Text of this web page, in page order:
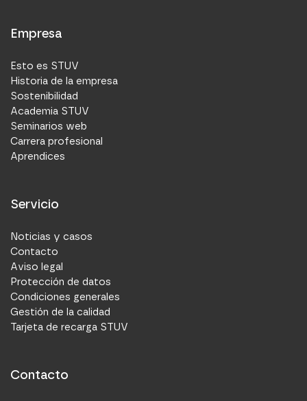
Empresa
Esto es STUV
Historia de la empresa
Sostenibilidad
Academia STUV
Seminarios web
Carrera profesional
Aprendices
Servicio
Noticias y casos
Contacto
Aviso legal
Protección de datos
Condiciones generales
Gestión de la calidad
Tarjeta de recarga STUV
Contacto